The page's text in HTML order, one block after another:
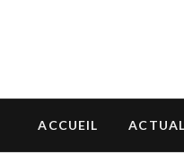
ACCUEIL